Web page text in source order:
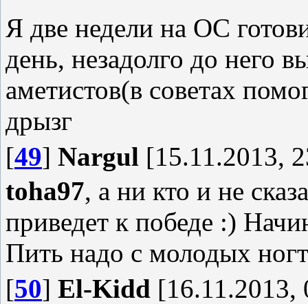
это проигрыш.
Я две недели на ОС
день, незадолго до него
аметистов(в советах
дрызг
[49] Nargul [15.11.2013,
toha97, а ни кто и не
приведет к победе :)
Пить надо с молодых
[50] El-Kidd [16.11.2013,